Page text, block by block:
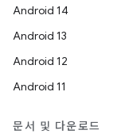
Android 14
Android 13
Android 12
Android 11
문서 및 다운로드